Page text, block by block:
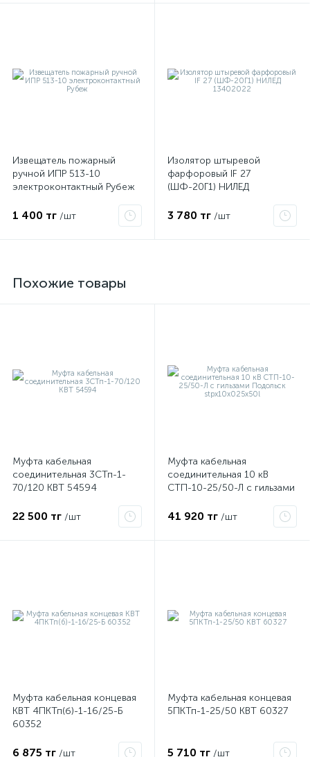
Извещатель пожарный
ручной ИПР 513-10
электроконтактный Рубеж
1 400 тг /шт
Изолятор штыревой
фарфоровый IF 27
(ШФ-20Г1) НИЛЕД
3 780 тг /шт
Похожие товары
Муфта кабельная
соединительная 3СТп-1-
70/120 КВТ 54594
22 500 тг /шт
Муфта кабельная
соединительная 10 кВ
СТП-10-25/50-Л с гильзами
41 920 тг /шт
Муфта кабельная концевая
КВТ 4ПКТп(б)-1-16/25-Б
60352
6 875 тг /шт
Муфта кабельная концевая
5ПКТп-1-25/50 КВТ 60327
5 710 тг /шт